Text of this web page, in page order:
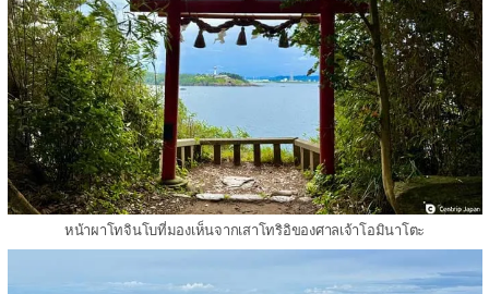
หน้าผาโทจินโบที่มองเห็นจากเสาโทริอิของศาลเจ้าโอมินาโตะ